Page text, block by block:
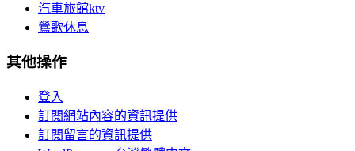
汽車旅館ktv
鶯歌休息
其他操作
登入
訂閱網站內容的資訊提供
訂閱留言的資訊提供